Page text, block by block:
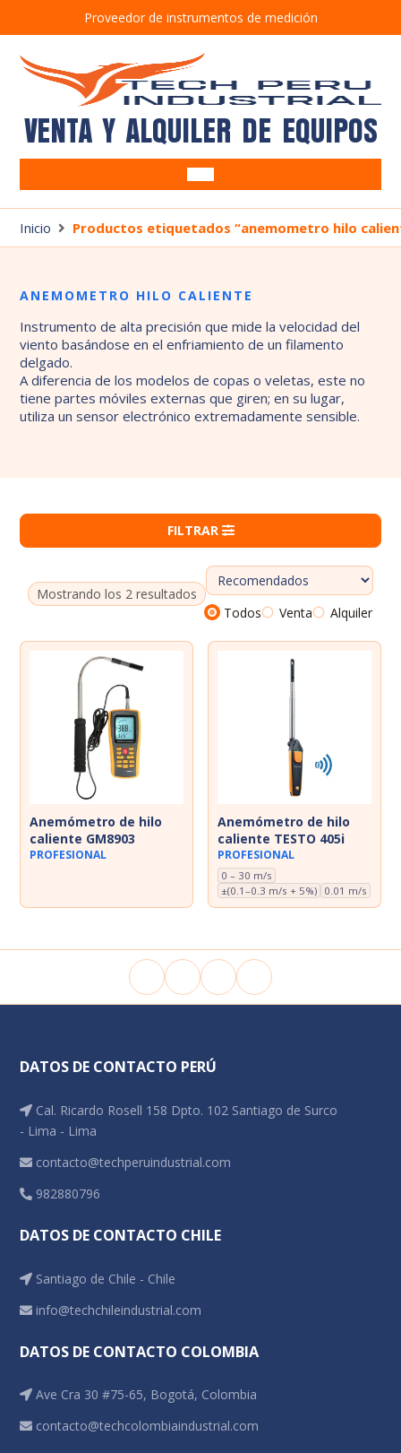
Proveedor de instrumentos de medición
VENTA Y ALQUILER DE EQUIPOS
Alcoholímetros
Anemómetros
Detectores de Fugas
Medidores de estrés térmico
Vibrómetros
Termohigrómetros
Equipos Ambientales
Barrenos
Tren de muestreo isocinético TM100D7G
Pluviómetro
Inicio Productos etiquetados “anemometro hilo
ANEMOMETRO HILO CALIENTE
Instrumento de alta precisión que mide la velocidad del
viento basándose en el enfriamiento de un filamento
delgado.
A diferencia de los modelos de copas o veletas, este no
tiene partes móviles externas que giren; en su lugar,
utiliza un sensor electrónico extremadamente sensible.
FILTRAR
Mostrando los 2 resultados
Todos
Venta Alquiler
Anemómetro de hilo
caliente GM8903
PROFESIONAL
Anemómetro de hilo
caliente TESTO 405i
PROFESIONAL
0 – 30 m/s
±(0.1–0.3 m/s + 5%) 0.01 m/s
DATOS DE CONTACTO PERÚ
Cal. Ricardo Rosell 158 Dpto. 102 Santiago de Surco
- Lima - Lima
contacto@techperuindustrial.com
982880796
DATOS DE CONTACTO CHILE
Santiago de Chile - Chile
info@techchileindustrial.com
DATOS DE CONTACTO COLOMBIA
Ave Cra 30 #75-65, Bogotá, Colombia
contacto@techcolombiaindustrial.com